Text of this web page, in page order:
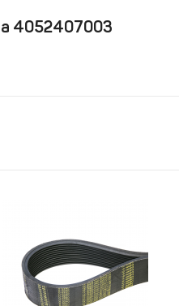
4052407003